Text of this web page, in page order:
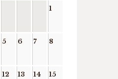
1
5 6 7 8
12 13 14 15